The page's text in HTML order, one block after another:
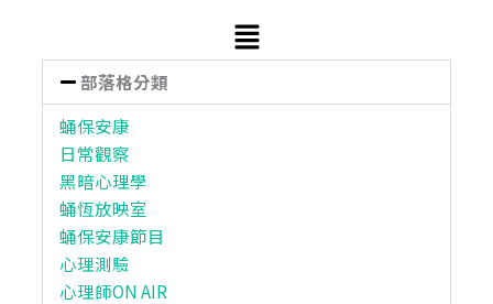
Main
部落格分類
蛹保安康
日常觀察
黑暗心理學
蛹恆放映室
蛹保安康節目
心理測驗
心理師ON AIR